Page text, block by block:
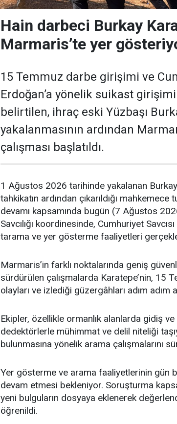
Hain darbeci Burkay
Marmaris’te yer
15 Temmuz darbe girişimi ve
Erdoğan’a yönelik suikast
belirtilen, ihraç eski Yüzbaşı
yakalanmasının ardından
çalışması başlatıldı.
1 Ağustos 2026 tarihinde yakalanan
tahkikatın ardından çıkarıldığı mahkemece
devamı kapsamında bugün (7 Ağustos
Savcılığı koordinesinde, Cumhuriyet
tarama ve yer gösterme faaliyetleri
Marmaris’in farklı noktalarında geniş
sürdürülen çalışmalarda Karatepe’nin, 15
olayları ve izlediği güzergâhları adım adım
Ekipler, özellikle ormanlık alanlarda gidiş ve
dedektörlerle mühimmat ve delil niteliği
bulunmasına yönelik arama çalışmalarını
Yer gösterme ve arama faaliyetlerinin gün
devam etmesi bekleniyor. Soruşturma
yeni bulguların dosyaya eklenerek
öğrenildi.